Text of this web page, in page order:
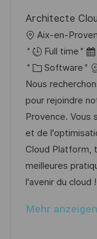
h
u
n
g
r
ö
f
e
n
t
l
i
c
h
u
Architecte
O
r
t
Aix-en-
Full time
D
a
t
u
m
d
e
r
V
r
K
a
t
e
g
o
r
i
Software
Nous
pour rejoindre
Provence. Vous
et de
Cloud Platform,
meilleures
l'avenir du cloud !
Mehr anzeigen